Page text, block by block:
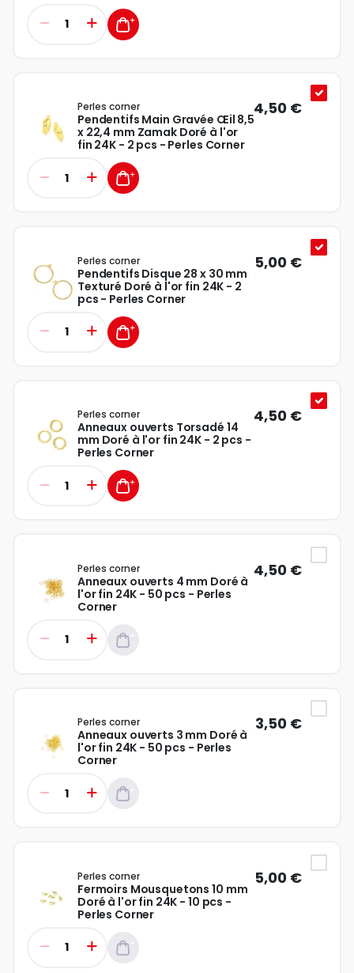
Perles corner
Pendentifs Main Gravée Œil 8,5
x 22,4 mm Zamak Doré à l'or
fin 24K - 2 pcs - Perles Corner
4,50 €
Perles corner
Pendentifs Disque 28 x 30 mm
Texturé Doré à l'or fin 24K - 2
pcs - Perles Corner
5,00 €
Perles corner
Anneaux ouverts Torsadé 14
mm Doré à l'or fin 24K - 2 pcs -
Perles Corner
4,50 €
Perles corner
Anneaux ouverts 4 mm Doré à
l'or fin 24K - 50 pcs - Perles
Corner
4,50 €
Perles corner
Anneaux ouverts 3 mm Doré à
l'or fin 24K - 50 pcs - Perles
Corner
3,50 €
Perles corner
Fermoirs Mousquetons 10 mm
Doré à l'or fin 24K - 10 pcs -
Perles Corner
5,00 €